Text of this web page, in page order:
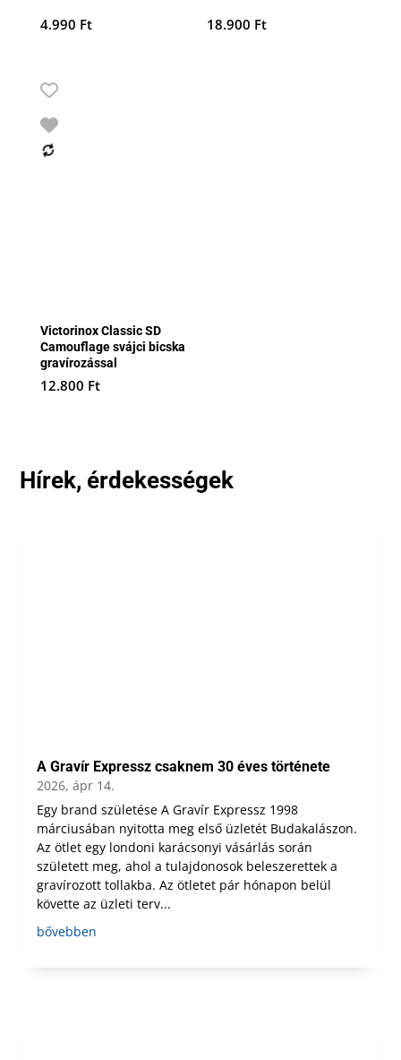
4.990 Ft 18.900 Ft
Victorinox Classic SD
Camouflage svájci bicska
gravírozással
12.800 Ft
Hírek, érdekességek
A Gravír Expressz csaknem 30 éves története
2026, ápr 14.
Egy brand születése A Gravír Expressz 1998
márciusában nyitotta meg első üzletét Budakalászon.
Az ötlet egy londoni karácsonyi vásárlás során
született meg, ahol a tulajdonosok beleszerettek a
gravírozott tollakba. Az ötletet pár hónapon belül
követte az üzleti terv...
bővebben